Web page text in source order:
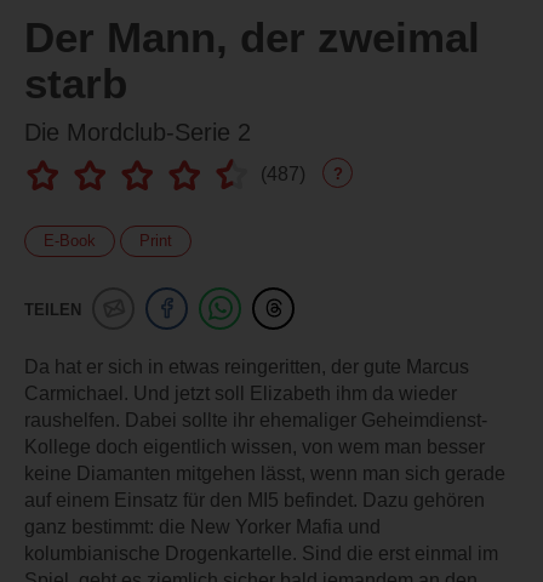
Der Mann, der zweimal
starb
Die Mordclub-Serie 2
(487) ?
E-Book Print
TEILEN
Da hat er sich in etwas reingeritten, der gute Marcus
Carmichael. Und jetzt soll Elizabeth ihm da wieder
raushelfen. Dabei sollte ihr ehemaliger Geheimdienst-
Kollege doch eigentlich wissen, von wem man besser
keine Diamanten mitgehen lässt, wenn man sich gerade
auf einem Einsatz für den MI5 befindet. Dazu gehören
ganz bestimmt: die New Yorker Mafia und
kolumbianische Drogenkartelle. Sind die erst einmal im